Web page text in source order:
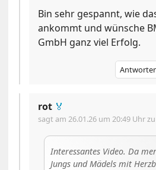
Bin sehr gespannt, wie
ankommt und wünsche
GmbH ganz viel Erfolg.
rot 🏅
sagt am 26.01.26 um 20:49 Uhr
Interessantes Video. Da
Jungs und Mädels mit